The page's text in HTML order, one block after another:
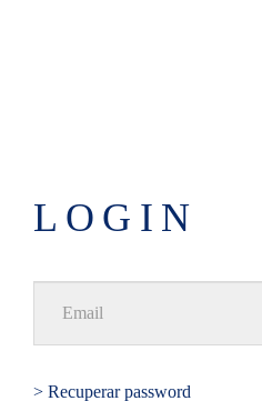
LOGIN
> Recuperar password